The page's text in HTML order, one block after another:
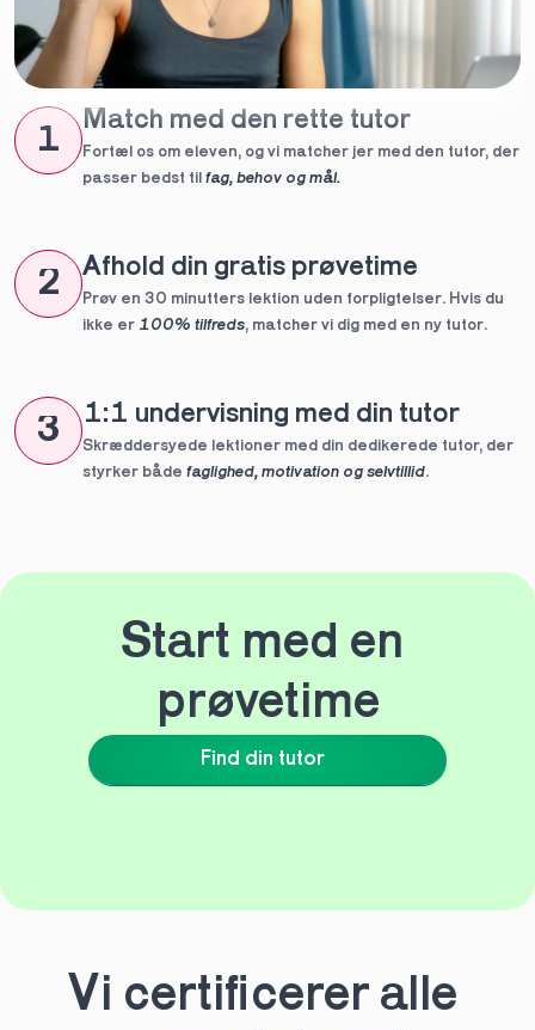
1
Match med den rette tutor
Fortæl os om eleven, og vi matcher jer med den tutor, der
passer bedst til fag, behov og mål.
2 Afhold din gratis prøvetime
Prøv en 30 minutters lektion uden forpligtelser. Hvis du
ikke er 100% tilfreds, matcher vi dig med en ny tutor.
3 1:1 undervisning med din tutor
Skræddersyede lektioner med din dedikerede tutor, der
styrker både faglighed, motivation og selvtillid.
Find din tutor
Start med en
prøvetime
Vi certificerer alle